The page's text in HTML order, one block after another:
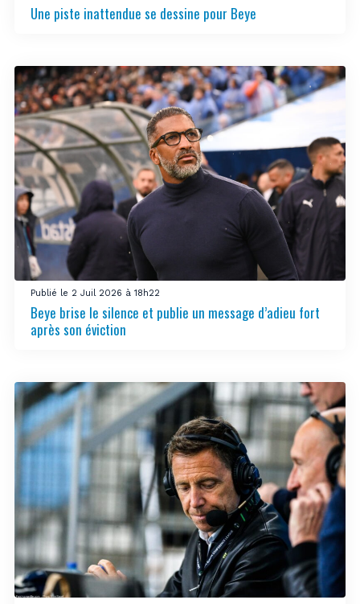
Une piste inattendue se dessine pour Beye
Publié le 2 Juil 2026 à 18h22
Beye brise le silence et publie un message d’adieu fort
après son éviction